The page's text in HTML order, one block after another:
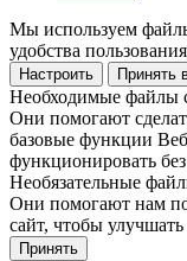
Мы используем
удобства
Настроить Принять
Необходимые файлы
Они помогают
базовые функции
функционировать
Необязательные
Они помогают нам
сайт, чтобы
Принять